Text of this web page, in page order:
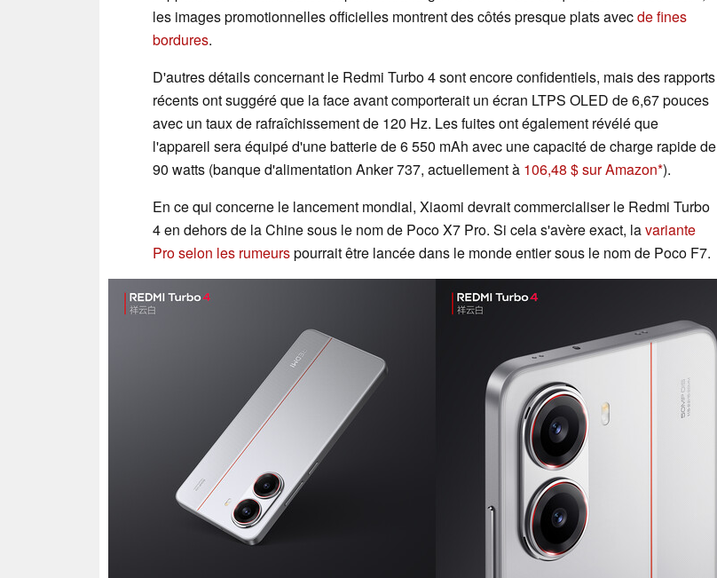
les images promotionnelles officielles montrent des côtés presque plats avecde fines
bordures.
D'autres détails concernant le Redmi Turbo 4 sont encore confidentiels, mais des rapports
récents ont suggéré que la face avant comporterait un écran LTPS OLED de 6,67 pouces
avec un taux de rafraîchissement de 120 Hz. Les fuites ont également révélé que
l'appareil sera équipé d'une batterie de 6 550 mAh avec une capacité de charge rapide de
90 watts (banque d'alimentation Anker 737, actuellement à 106,48 $ sur Amazon ).
En ce qui concerne le lancement mondial, Xiaomi devrait commercialiser le Redmi Turbo
4 en dehors de la Chine sous le nom de Poco X7 Pro. Si cela s'avère exact, lavariante
Pro selon les rumeurspourrait être lancée dans le monde entier sous le nom de Poco F7.